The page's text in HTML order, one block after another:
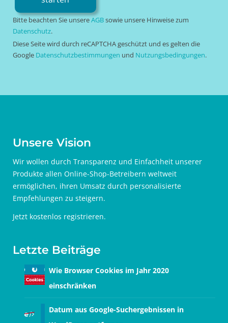
Bitte beachten Sie unsereAGBsowie unsere Hinweise zum
Datenschutz.
Diese Seite wird durch reCAPTCHA geschützt und es gelten die
Google Datenschutzbestimmungen und Nutzungsbedingungen.
Unsere Vision
Wir wollen durch Transparenz und Einfachheit unserer
Produkte allen Online-Shop-Betreibern weltweit
ermöglichen, ihren Umsatz durch personalisierte
Empfehlungen zu steigern.
Jetzt kostenlos registrieren.
Letzte Beiträge
Wie Browser Cookies im Jahr 2020
einschränken
Datum aus Google-Suchergebnissen in